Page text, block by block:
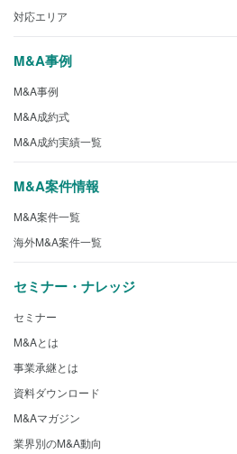
対応エリア
M&A事例
M&A事例
M&A成約式
M&A成約実績一覧
M&A案件情報
M&A案件一覧
海外M&A案件一覧
セミナー・ナレッジ
セミナー
M&Aとは
事業承継とは
資料ダウンロード
M&Aマガジン
業界別のM&A動向